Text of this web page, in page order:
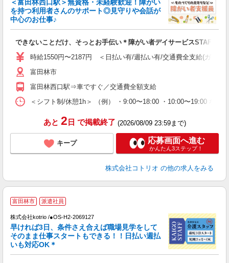
＜富田林西口駅＞無資格・未経験歓迎！障がい
を持つ利用者さんのサポート◎見守りや会話が
中心のお仕事♪
できないことだけ、そっとお手伝い＊障がい者デイサービスSTAFF
時給1550円〜2187円 ＜日払い有/週払い有/交通費全支給(ガソリ
富田林市
富田林西口駅⇒車ですぐ／交通費全額支給
＜シフト制/休憩1h＞ （例） ・9:00〜18:00 ・10:00〜19:00 な
あと 2 日 で掲載終了 (2026/08/09 23:59まで)
キープ 応募画面へ進む
かんたん3ステップ！
株式会社コトリオ の他の求人をみる
富田林市 派遣社員
株式会社kotrio /●OS-H2-2069127
早ければ3日、条件さえ合えば職場見学をして
そのまま仕事スタートもできる！！日払い週払
いも対応OK＊